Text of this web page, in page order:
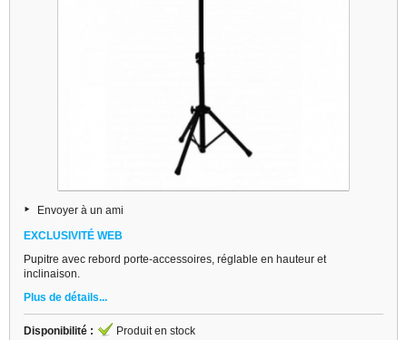
Envoyer à un ami
EXCLUSIVITÉ WEB
Pupitre avec rebord porte-accessoires, réglable en hauteur et
inclinaison.
Plus de détails...
Disponibilité :
Produit en stock